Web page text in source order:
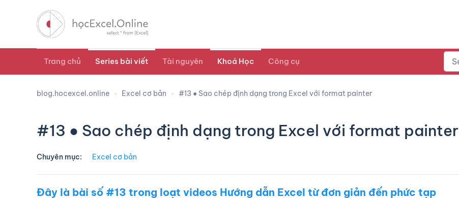
Trang chủ Series bài viết Tài nguyên Khoá Học Công cụ
blog.hocexcel.online Excel cơ bản #13 ● Sao chép định dạng trong Excel với format painter
#13 ● Sao chép định dạng trong Excel với format painter
Chuyên mục: Excel cơ bản
Đây là bài số #13 trong loạt videos Hướng dẫn Excel từ đơn giản đến phức tạp